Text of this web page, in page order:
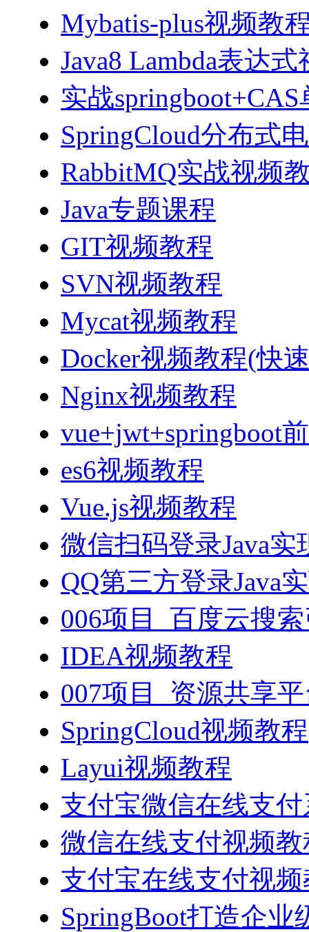
Mybatis-plus视频教
Java8 Lambda表达
实战
SpringCloud分布式
RabbitMQ实战视频
Java专题课程
GIT视频教程
SVN视频教程
Mycat视频教程
Docker视频教程(快
Nginx视频教程
vue+jwt+springboot
es6视频教程
Vue.js视频教程
微信扫码登录Java实
QQ第三方登录Java
006项目_百度云搜
IDEA视频教程
007项目_资源共享
SpringCloud视频教程
Layui视频教程
支付宝微信在线支
微信在线支付视频教
支付宝在线支付视
SpringBoot打造企业